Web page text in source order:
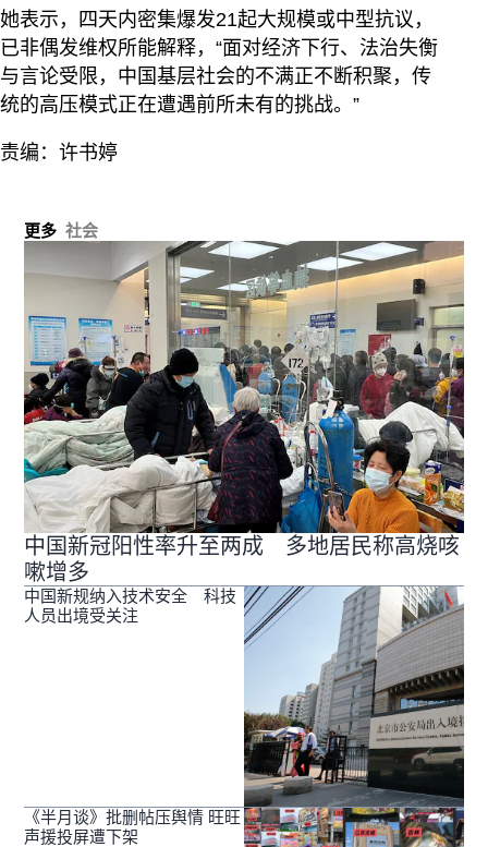
她表示，四天内密集爆发21起大规模或中型抗议，
已非偶发维权所能解释，“面对经济下行、法治失衡
与言论受限，中国基层社会的不满正不断积聚，传
统的高压模式正在遭遇前所未有的挑战。”
责编：许书婷
更多 社会
中国新冠阳性率升至两成 多地居民称高烧咳
嗽增多
中国新规纳入技术安全 科技
人员出境受关注
《半月谈》批删帖压舆情 旺旺
声援投屏遭下架